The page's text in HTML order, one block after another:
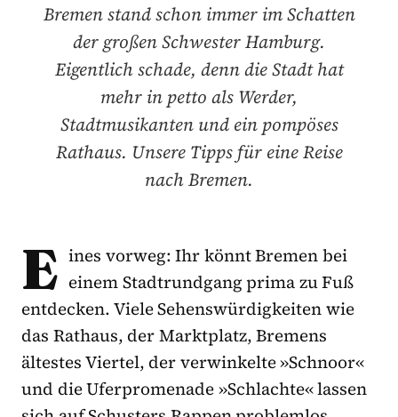
Bremen stand schon immer im Schatten
der großen Schwester Hamburg.
Eigentlich schade, denn die Stadt hat
mehr in petto als Werder,
Stadtmusikanten und ein pompöses
Rathaus. Unsere Tipps für eine Reise
nach Bremen.
E ines vorweg: Ihr könnt Bremen bei
einem Stadtrundgang prima zu Fuß
entdecken. Viele Sehenswürdigkeiten wie
das Rathaus, der Marktplatz, Bremens
ältestes Viertel, der verwinkelte »Schnoor«
und die Uferpromenade »Schlachte« lassen